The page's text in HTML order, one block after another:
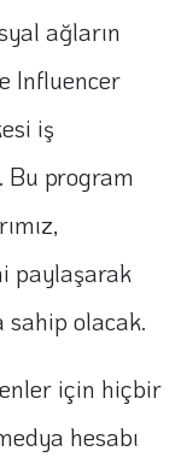
ağların
Influencer
iş
Bu program
paylaşarak
sahip olacak.
için hiçbir
hesabı